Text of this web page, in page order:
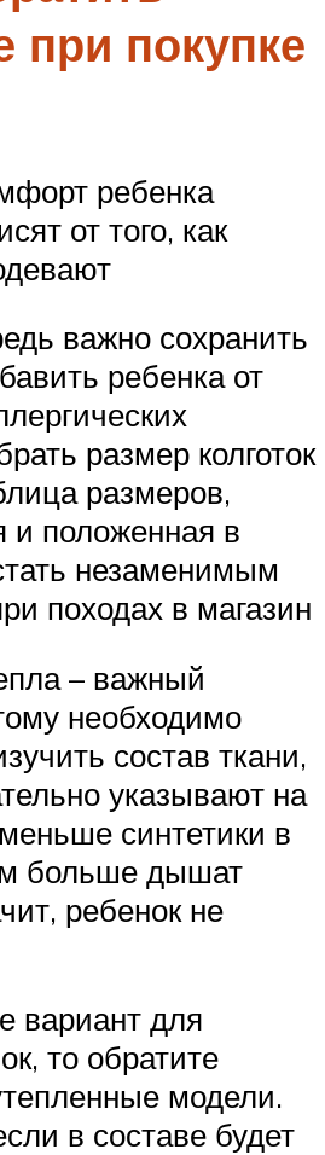
при покупке
ребенка
от того, как
важно сохранить
ребенка от
размер колготок
размеров,
и положенная в
незаменимым
походах в магазин
– важный
необходимо
состав ткани,
указывают на
синтетики в
больше дышат
ребенок не
вариант для
то обратите
модели.
в составе будет